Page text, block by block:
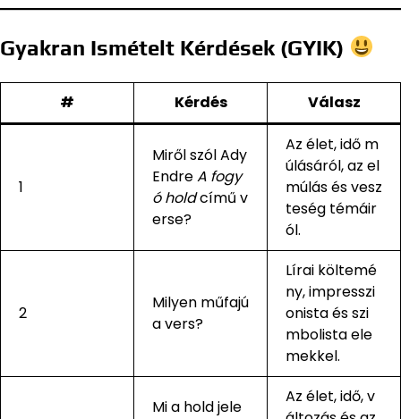
Gyakran Ismételt Kérdések (GYIK)
# Kérdés Válasz
1
Miről szól Ady
EndreA fogy
ó holdcímű v
erse?
Az élet, idő m
úlásáról, az el
múlás és vesz
teség témáir
ól.
2
Milyen műfajú
a vers?
Lírai költemé
ny, impresszi
onista és szi
mbolista ele
mekkel.
Mi a hold jele
Az élet, idő, v